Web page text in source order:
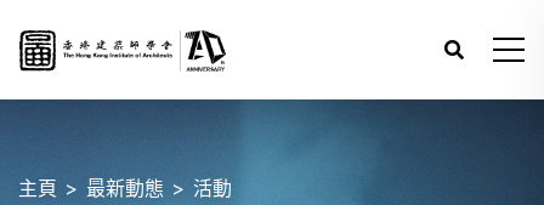
主頁 最新動態 活動